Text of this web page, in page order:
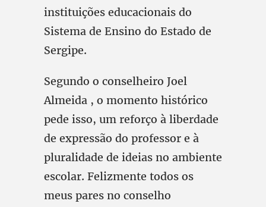
instituições educacionais do
Sistema de Ensino do Estado de
Sergipe.
Segundo o conselheiro Joel
Almeida , o momento histórico
pede isso, um reforço à liberdade
de expressão do professor e à
pluralidade de ideias no ambiente
escolar. Felizmente todos os
meus pares no conselho